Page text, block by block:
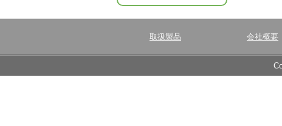
取扱製品 会社概要